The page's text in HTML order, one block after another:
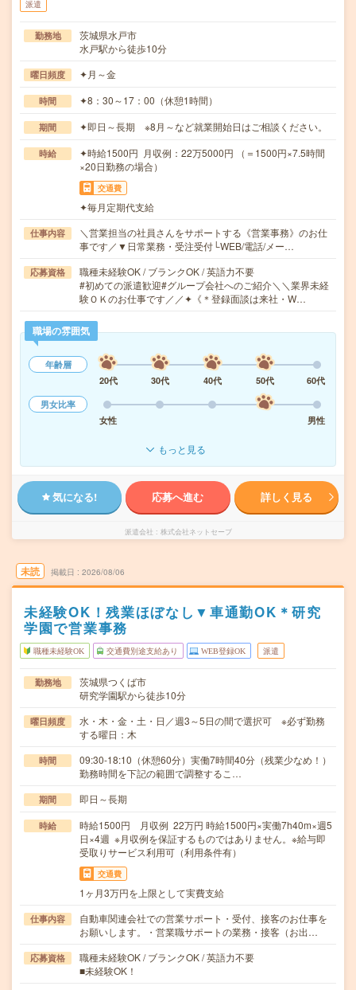
派遣
勤務地
茨城県水戸市
水戸駅から徒歩10分
曜日頻度 ✦月～金
時間 ✦8：30～17：00（休憩1時間）
期間 ✦即日～長期 ※8月～など就業開始日はご相談ください。
時給
✦時給1500円 月収例：22万5000円 （＝1500円×7.5時間
×20日勤務の場合）
交通費
✦毎月定期代支給
仕事内容
＼営業担当の社員さんをサポートする《営業事務》のお仕
事です／▼日常業務・受注受付└WEB/電話/メー…
応募資格
職種未経験OK / ブランクOK / 英語力不要
#初めての派遣歓迎#グループ会社へのご紹介＼＼業界未経
験ＯＫのお仕事です／／✦《＊登録面談は来社・W…
職場の雰囲気
年齢層
20代
30代 40代 50代
60代
男女比率
女性
男性
もっと見る
気になる! 応募へ進む 詳しく見る
派遣会社 株式会社ネットセーブ
未読 掲載日 2026/08/06
未経験OK！残業ほぼなし▼車通勤OK＊研究
学園で営業事務
職種未経験OK 交通費別途支給あり WEB登録OK 派遣
勤務地
茨城県つくば市
研究学園駅から徒歩10分
曜日頻度
水・木・金・土・日／週3～5日の間で選択可 ※必ず勤務
する曜日：木
時間
09:30-18:10（休憩60分）実働7時間40分（残業少なめ！）
勤務時間を下記の範囲で調整するこ…
期間 即日～長期
時給
時給1500円 月収例 22万円 時給1500円×実働7h40m×週5
日×4週 ※月収例を保証するものではありません。※給与即
受取りサービス利用可（利用条件有）
交通費
1ヶ月3万円を上限として実費支給
仕事内容
自動車関連会社での営業サポート・受付、接客のお仕事を
お願いします。・営業職サポートの業務・接客（お出…
応募資格
職種未経験OK / ブランクOK / 英語力不要
■未経験OK！